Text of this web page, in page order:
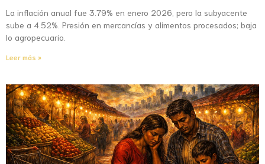
La inflación anual fue 3.79% en enero 2026, pero la subyacente
sube a 4.52%. Presión en mercancías y alimentos procesados; baja
lo agropecuario.
Leer más »